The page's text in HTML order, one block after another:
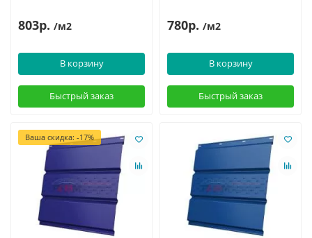
803р. /м2
В корзину
Быстрый заказ
780р. /м2
В корзину
Быстрый заказ
Ваша скидка: -17%